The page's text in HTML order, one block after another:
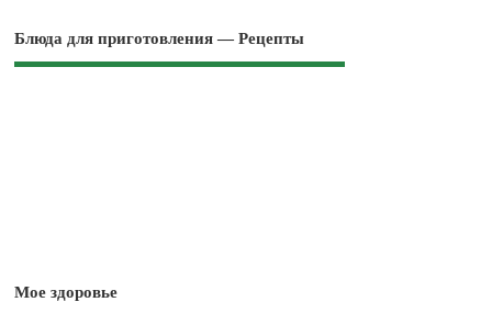
Блюда для приготовления — Рецепты
Мое здоровье